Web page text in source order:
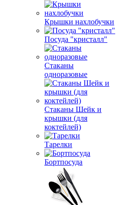
Крышки нахлобучки
Посуда "кристалл"
Стаканы
одноразовые
Стаканы Шейк и
крышки (для
коктейлей)
Тарелки
Бортпосуда